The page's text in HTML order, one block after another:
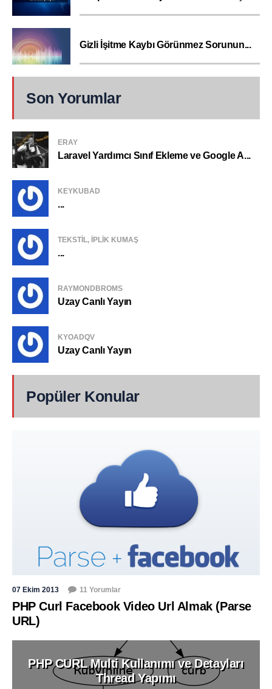
Gizli İşitme Kaybı Görünmez Sorunun...
Son Yorumlar
ERAY
Laravel Yardımcı Sınıf Ekleme ve Google A...
KEYKUBAD
...
TEKSTIL, IPLIK KUMAŞ
...
RAYMONDBROMS
Uzay Canlı Yayın
KYOADQV
Uzay Canlı Yayın
Popüler Konular
07 Ekim 2013 11 Yorumlar
PHP Curl Facebook Video Url Almak (Parse
URL)
PHP CURL Multi Kullanımı ve Detayları
Thread Yapımı